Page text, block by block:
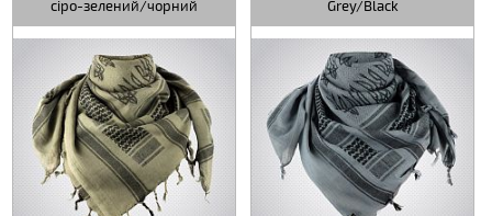
сіро-зелений/чорний
Grey/Black